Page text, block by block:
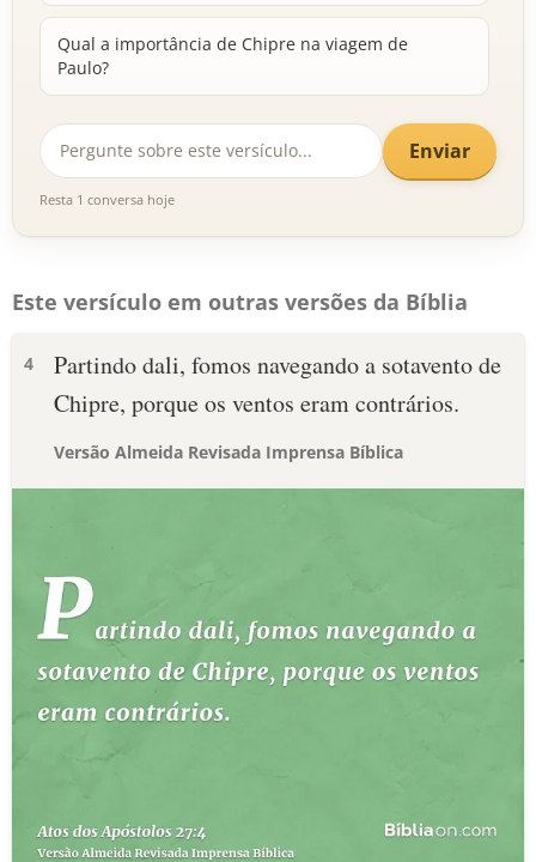
Qual a importância de Chipre na viagem de
Paulo?
Enviar
Resta 1 conversa hoje
Este versículo em outras versões da Bíblia
4
Partindo dali, fomos navegando a sotavento de
Chipre, porque os ventos eram contrários.
Versão Almeida Revisada Imprensa Bíblica